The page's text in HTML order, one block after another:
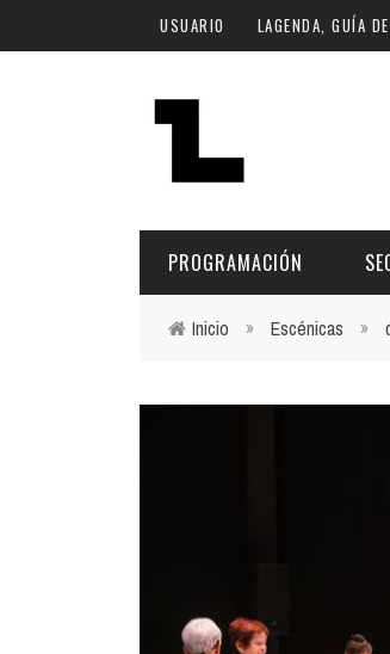
Pasar al contenido principal
USUARIO LAGENDA, GUÍA
PROGRAMACIÓN
Inicio » Escénicas »